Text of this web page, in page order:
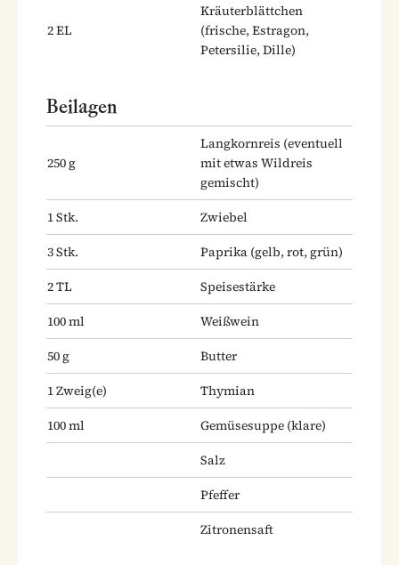
2EL
Kräuterblättchen
(frische, Estragon,
Petersilie, Dille)
Beilagen
250g
Langkornreis (eventuell
mit etwas Wildreis
gemischt)
1Stk.
Zwiebel
3Stk. Paprika (gelb, rot, grün)
2TL
Speisestärke
100ml
Weißwein
50g
Butter
1Zweig(e)
Thymian
100ml Gemüsesuppe (klare)
Salz
Pfeffer
Zitronensaft